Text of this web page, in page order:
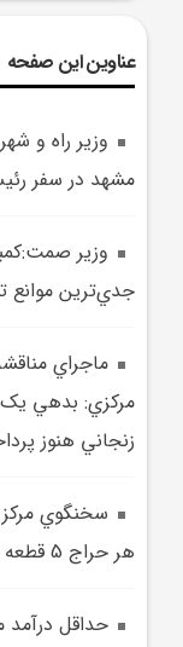
عناوین این صفحه
وزير راه و
مشهد در سفر
وزير
جدي‌ترين موانع
ماجراي
زنجاني هنوز
سخنگوي
هر حراج 5 قطعه است
حداقل